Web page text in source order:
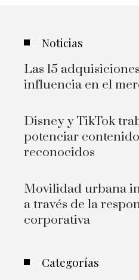
Noticias
Las 15
influencia en el
Disney y TikTok
potenciar
reconocidos
Movilidad urbana
a través de la
corporativa
Categorías